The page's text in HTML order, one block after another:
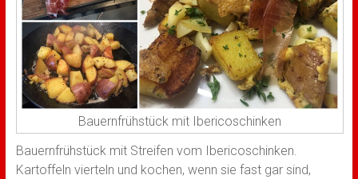
Bauernfrühstück mit Ibericoschinken
Bauernfrühstück mit Streifen vom Ibericoschinken.
Kartoffeln vierteln und kochen, wenn sie fast gar sind,